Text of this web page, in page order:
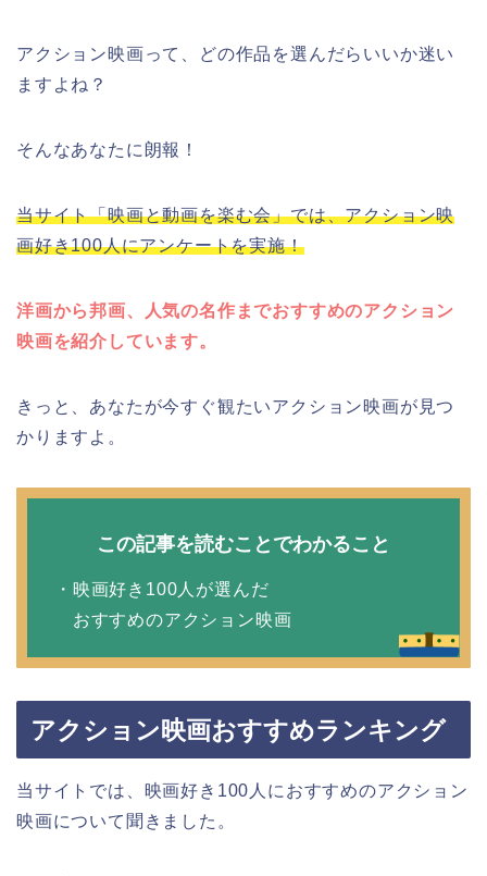
アクション映画って、どの作品を選んだらいいか迷い
ますよね？
そんなあなたに朗報！
当サイト「映画と動画を楽む会」では、アクション映
画好き100人にアンケートを実施！
洋画から邦画、人気の名作までおすすめのアクション
映画を紹介しています。
きっと、あなたが今すぐ観たいアクション映画が見つ
かりますよ。
この記事を読むことでわかること
・映画好き100人が選んだ
おすすめのアクション映画
アクション映画おすすめランキング
当サイトでは、映画好き100人におすすめのアクション
映画について聞きました。